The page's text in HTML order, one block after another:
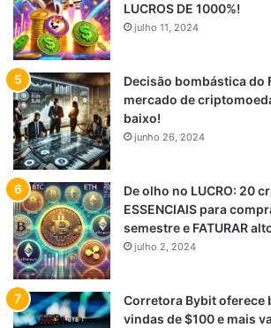
LUCROS DE 1000%!
julho 11, 2024
Decisão bombástica do
mercado de
baixo!
junho 26, 2024
De olho no LUCRO: 20
ESSENCIAIS para
semestre e FATURAR
julho 2, 2024
Corretora Bybit oferece
vindas de $100 e mais